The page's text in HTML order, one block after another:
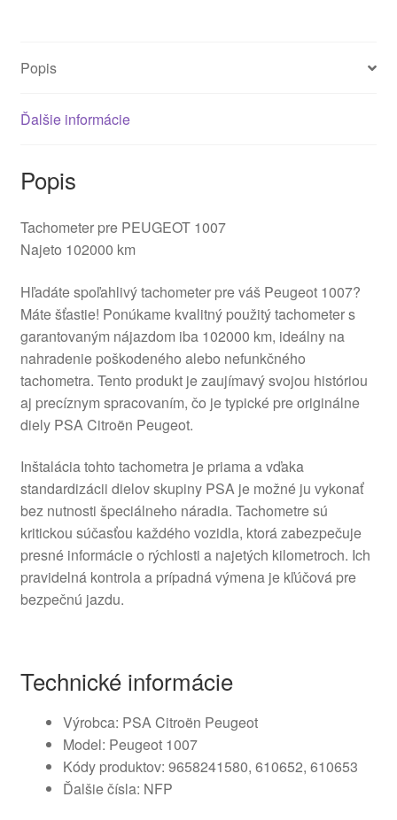
Popis
Ďalšie informácie
Popis
Tachometer pre PEUGEOT 1007
Najeto 102000 km
Hľadáte spoľahlivý tachometer pre váš Peugeot 1007?
Máte šťastie! Ponúkame kvalitný použitý tachometer s
garantovaným nájazdom iba 102000 km, ideálny na
nahradenie poškodeného alebo nefunkčného
tachometra. Tento produkt je zaujímavý svojou históriou
aj precíznym spracovaním, čo je typické pre originálne
diely PSA Citroën Peugeot.
Inštalácia tohto tachometra je priama a vďaka
standardizácii dielov skupiny PSA je možné ju vykonať
bez nutnosti špeciálneho náradia. Tachometre sú
kritickou súčasťou každého vozidla, ktorá zabezpečuje
presné informácie o rýchlosti a najetých kilometroch. Ich
pravidelná kontrola a prípadná výmena je kľúčová pre
bezpečnú jazdu.
Technické informácie
Výrobca: PSA Citroën Peugeot
Model: Peugeot 1007
Kódy produktov: 9658241580, 610652, 610653
Ďalšie čísla: NFP